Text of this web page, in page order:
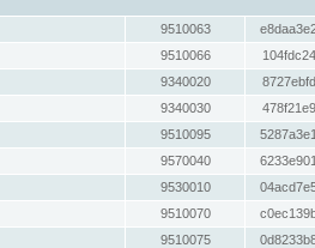
9510063
9510066
9340020
9340030
9510095
9570040
9530010
9510070
9510075